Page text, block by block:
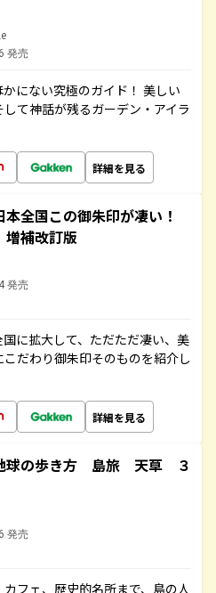
発売
にない究極のガイド！ 美しい
て神話が残るガーデン・アイラ
詳細を見る
全国この御朱印が凄い！
補改訂版
発売
に拡大して、ただただ凄い、美
だわり御朱印そのものを紹介し
詳細を見る
球の歩き方 島旅 天草 ３
発売
フェ、歴史的名所まで、島の人